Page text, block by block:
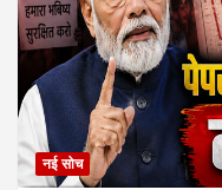
नई सोच